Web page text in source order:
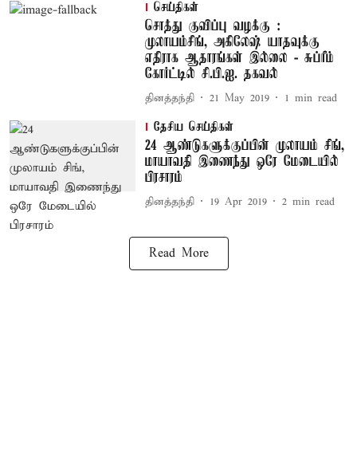
செய்திகள்
சொத்து குவிப்பு வழக்கு :
முலாயம்சிங், அகிலேஷ் யாதவுக்கு
எதிராக ஆதாரங்கள் இல்லை - சுப்ரீம்
கோர்ட்டில் சி.பி.ஐ. தகவல்
தினத்தந்தி 21 May 2019 1 min read
தேசிய செய்திகள்
24 ஆண்டுகளுக்குப்பின் முலாயம் சிங்,
மாயாவதி இணைந்து ஒரே மேடையில்
பிரசாரம்
தினத்தந்தி 19 Apr 2019 2 min read
Read More